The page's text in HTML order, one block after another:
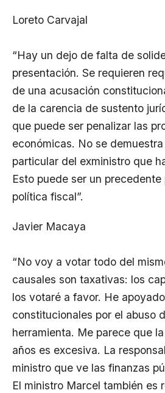
Loreto Carvajal
“Hay un dejo de falta de
presentación. Se requieren
de una acusación
de la carencia de sustento
que puede ser penalizar las
económicas. No se
particular del exministro que
Esto puede ser un precedente
política fiscal”.
Javier Macaya
“No voy a votar todo del
causales son taxativas: los
los votaré a favor. He
constitucionales por el abuso
herramienta. Me parece que
años es excesiva. La
ministro que ve las finanzas
El ministro Marcel también es